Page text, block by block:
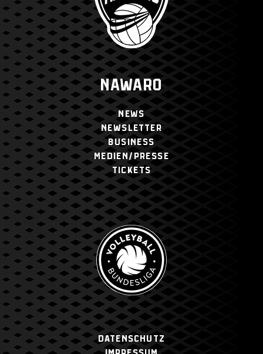
NAWARO
NEWS
NEWSLETTER
BUSINESS
MEDIEN/PRESSE
TICKETS
Datenschutz